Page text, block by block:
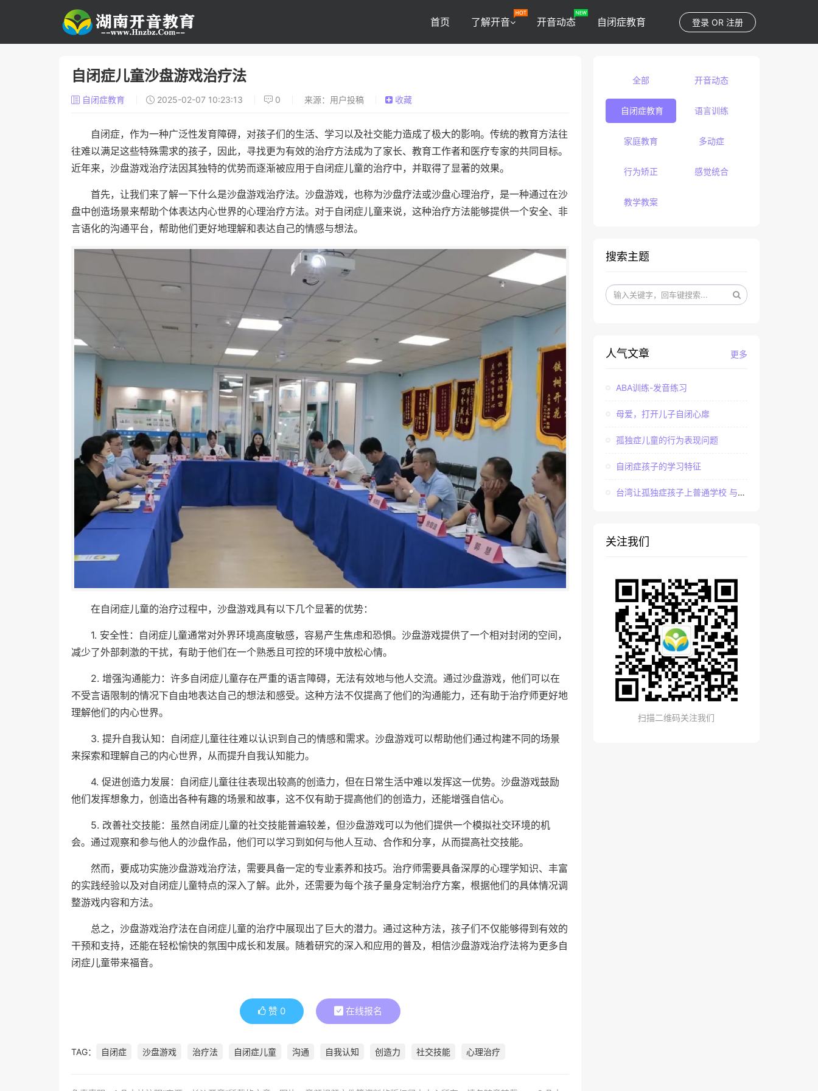
登录 OR 注册
首页 了解开音 开音动态 自闭症教育
自闭症儿童沙盘游戏治疗法
自闭症教育 2025-02-07 10:23:13 0 来源：用户投稿 收藏
自闭症，作为一种广泛性发育障碍，对孩子们的生活、学习以及社交能力造成了极大的影响。传统的教育方法往
往难以满足这些特殊需求的孩子，因此，寻找更为有效的治疗方法成为了家长、教育工作者和医疗专家的共同目标。
近年来，沙盘游戏治疗法因其独特的优势而逐渐被应用于自闭症儿童的治疗中，并取得了显著的效果。
首先，让我们来了解一下什么是沙盘游戏治疗法。沙盘游戏，也称为沙盘疗法或沙盘心理治疗，是一种通过在沙
盘中创造场景来帮助个体表达内心世界的心理治疗方法。对于自闭症儿童来说，这种治疗方法能够提供一个安全、非
言语化的沟通平台，帮助他们更好地理解和表达自己的情感与想法。
在自闭症儿童的治疗过程中，沙盘游戏具有以下几个显著的优势：
1. 安全性：自闭症儿童通常对外界环境高度敏感，容易产生焦虑和恐惧。沙盘游戏提供了一个相对封闭的空间，
减少了外部刺激的干扰，有助于他们在一个熟悉且可控的环境中放松心情。
2. 增强沟通能力：许多自闭症儿童存在严重的语言障碍，无法有效地与他人交流。通过沙盘游戏，他们可以在
不受言语限制的情况下自由地表达自己的想法和感受。这种方法不仅提高了他们的沟通能力，还有助于治疗师更好地
理解他们的内心世界。
3. 提升自我认知：自闭症儿童往往难以认识到自己的情感和需求。沙盘游戏可以帮助他们通过构建不同的场景
来探索和理解自己的内心世界，从而提升自我认知能力。
4. 促进创造力发展：自闭症儿童往往表现出较高的创造力，但在日常生活中难以发挥这一优势。沙盘游戏鼓励
他们发挥想象力，创造出各种有趣的场景和故事，这不仅有助于提高他们的创造力，还能增强自信心。
5. 改善社交技能：虽然自闭症儿童的社交技能普遍较差，但沙盘游戏可以为他们提供一个模拟社交环境的机
会。通过观察和参与他人的沙盘作品，他们可以学习到如何与他人互动、合作和分享，从而提高社交技能。
然而，要成功实施沙盘游戏治疗法，需要具备一定的专业素养和技巧。治疗师需要具备深厚的心理学知识、丰富
的实践经验以及对自闭症儿童特点的深入了解。此外，还需要为每个孩子量身定制治疗方案，根据他们的具体情况调
整游戏内容和方法。
总之，沙盘游戏治疗法在自闭症儿童的治疗中展现出了巨大的潜力。通过这种方法，孩子们不仅能够得到有效的
干预和支持，还能在轻松愉快的氛围中成长和发展。随着研究的深入和应用的普及，相信沙盘游戏治疗法将为更多自
闭症儿童带来福音。
赞 0 在线报名
TAG： 自闭症 沙盘游戏 治疗法 自闭症儿童 沟通 自我认知 创造力 社交技能 心理治疗
全部 开音动态
自闭症教育 语言训练
家庭教育 多动症
行为矫正 感觉统合
教学教案
搜索主题
更多
人气文章
ABA训练-发音练习
母爱，打开儿子自闭心扉
孤独症儿童的行为表现问题
自闭症孩子的学习特征
台湾让孤独症孩子上普通学校 与社会“融合”
关注我们
扫描二维码关注我们